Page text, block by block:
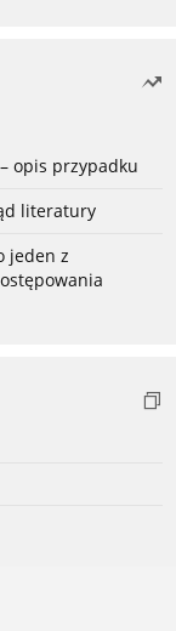
opis przypadku
literatury
jeden z